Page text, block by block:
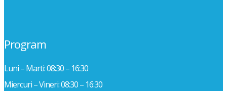
Program
Luni – Marti: 08:30 – 16:30
Miercuri – Vineri: 08:30 – 16:30